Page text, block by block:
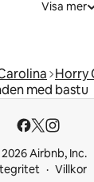
Visa mer
Horry
med bastu
Airbnb, Inc.
Villkor